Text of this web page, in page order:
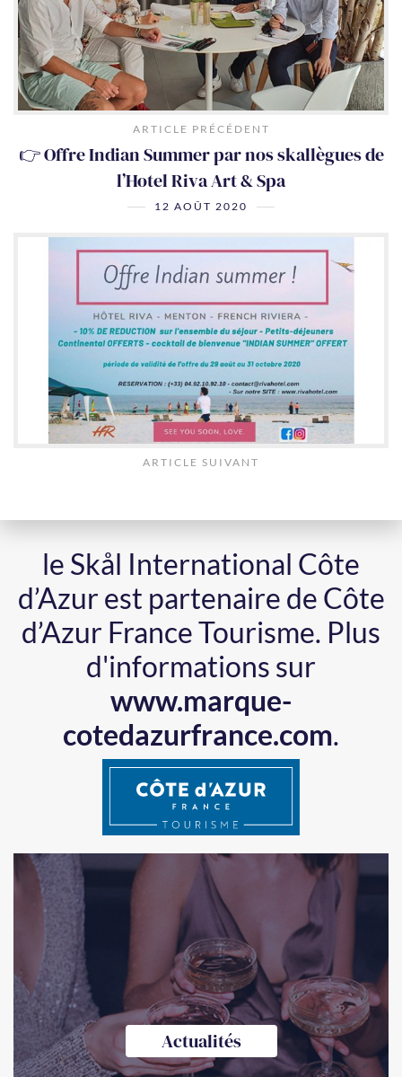
ARTICLE PRÉCÉDENT
👉 Offre Indian Summer par nos skallègues de
l’Hotel Riva Art & Spa
12 AOÛT 2020
ARTICLE SUIVANT
le Skål International Côte
d’Azur est partenaire de Côte
d’Azur France Tourisme. Plus
d'informations sur
www.marque-
cotedazurfrance.com.
Actualités